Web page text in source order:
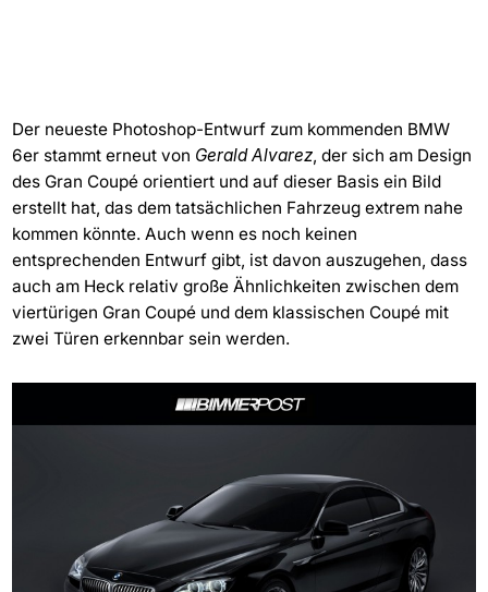
Der neueste Photoshop-Entwurf zum kommenden BMW
6er stammt erneut von Gerald Alvarez, der sich am Design
des Gran Coupé orientiert und auf dieser Basis ein Bild
erstellt hat, das dem tatsächlichen Fahrzeug extrem nahe
kommen könnte. Auch wenn es noch keinen
entsprechenden Entwurf gibt, ist davon auszugehen, dass
auch am Heck relativ große Ähnlichkeiten zwischen dem
viertürigen Gran Coupéund dem klassischen Coupé mit
zwei Türen erkennbar sein werden.